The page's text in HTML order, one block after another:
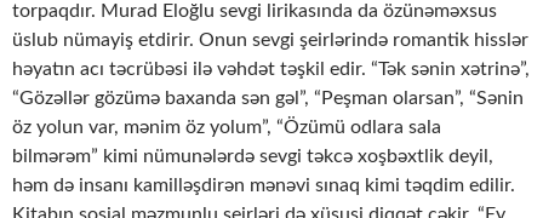
torpaqdır. Murad Eloğlu sevgi lirikasında da özünəməxsus
üslub nümayiş etdirir. Onun sevgi şeirlərində romantik hisslər
həyatın acı təcrübəsi ilə vəhdət təşkil edir. “Tək sənin xətrinə”,
“Gözəllər gözümə baxanda sən gəl”, “Peşman olarsan”, “Sənin
öz yolun var, mənim öz yolum”, “Özümü odlara sala
bilmərəm” kimi nümunələrdə sevgi təkcə xoşbəxtlik deyil,
həm də insanı kamilləşdirən mənəvi sınaq kimi təqdim edilir.